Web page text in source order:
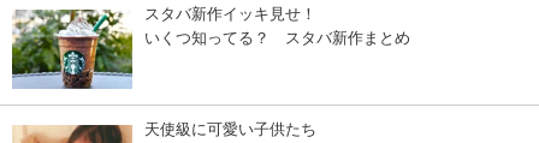
スタバ新作イッキ見せ！
いくつ知ってる？ スタバ新作まとめ
天使級に可愛い子供たち